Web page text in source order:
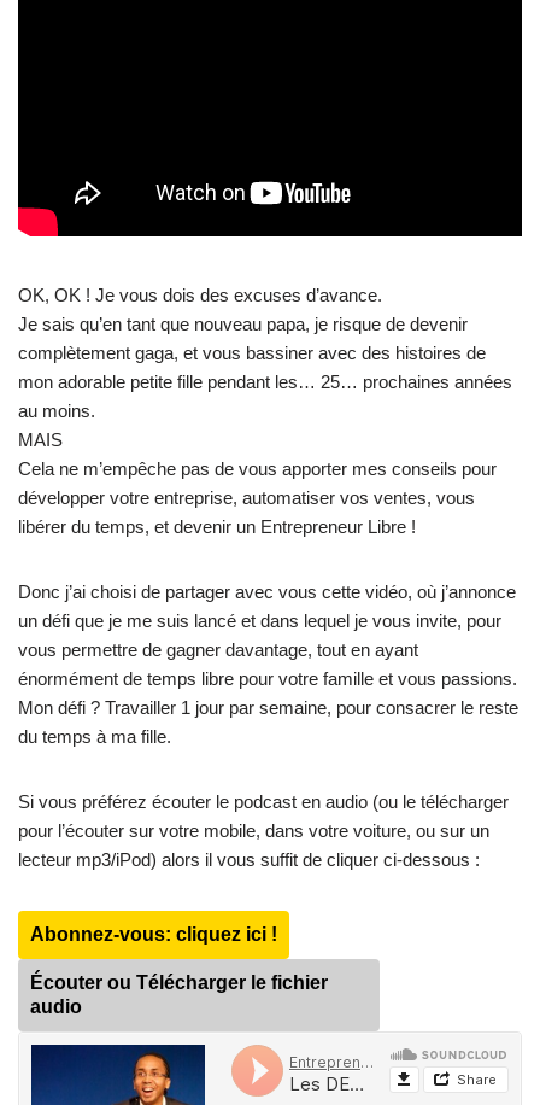
OK, OK ! Je vous dois des excuses d’avance.
Je sais qu’en tant que nouveau papa, je risque de devenir
complètement gaga, et vous bassiner avec des histoires de
mon adorable petite fille pendant les… 25… prochaines années
au moins.
MAIS
Cela ne m’empêche pas de vous apporter mes conseils pour
développer votre entreprise, automatiser vos ventes, vous
libérer du temps, et devenir un Entrepreneur Libre !
Donc j’ai choisi de partager avec vous cette vidéo, où j’annonce
un défi que je me suis lancé et dans lequel je vous invite, pour
vous permettre de gagner davantage, tout en ayant
énormément de temps libre pour votre famille et vous passions.
Mon défi ? Travailler 1 jour par semaine, pour consacrer le reste
du temps à ma fille.
Si vous préférez écouter le podcast en audio (ou le télécharger
pour l’écouter sur votre mobile, dans votre voiture, ou sur un
lecteur mp3/iPod) alors il vous suffit de cliquer ci-dessous :
Abonnez-vous: cliquez ici !
Écouter ou Télécharger le fichier
audio